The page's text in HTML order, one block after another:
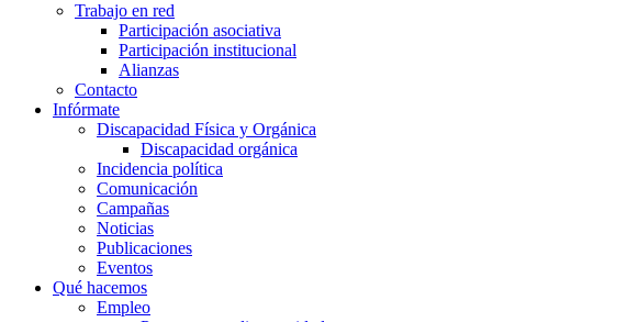
Trabajo en red
Participación asociativa
Participación institucional
Alianzas
Contacto
Infórmate
Discapacidad Física y Orgánica
Discapacidad orgánica
Incidencia política
Comunicación
Campañas
Noticias
Publicaciones
Eventos
Qué hacemos
Empleo